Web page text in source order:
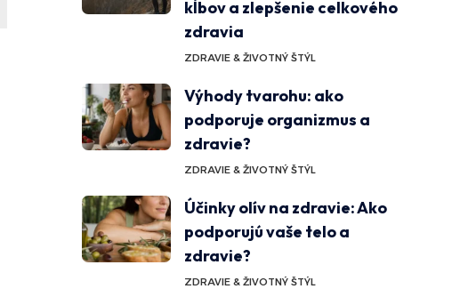
kĺbov a zlepšenie celkového
zdravia
ZDRAVIE & ŽIVOTNÝ ŠTÝL
Výhody tvarohu: ako
podporuje organizmus a
zdravie?
ZDRAVIE & ŽIVOTNÝ ŠTÝL
Účinky olív na zdravie: Ako
podporujú vaše telo a
zdravie?
ZDRAVIE & ŽIVOTNÝ ŠTÝL